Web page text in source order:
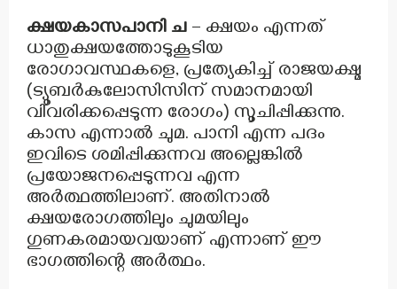
ക്ഷയകാസപാനി ച – ക്ഷയം എന്നത്
ധാതുക്ഷയത്തോടുകൂടിയ
രോഗാവസ്ഥകളെ, പ്രത്യേകിച്ച് രാജയക്ഷ്മ
(ട്യൂബർകുലോസിസിന് സമാനമായി
വിവരിക്കപ്പെടുന്ന രോഗം) സൂചിപ്പിക്കുന്നു.
കാസ എന്നാൽ ചുമ. പാനി എന്ന പദം
ഇവിടെ ശമിപ്പിക്കുന്നവ അല്ലെങ്കിൽ
പ്രയോജനപ്പെടുന്നവ എന്ന
അർത്ഥത്തിലാണ്. അതിനാൽ
ക്ഷയരോഗത്തിലും ചുമയിലും
ഗുണകരമായവയാണ് എന്നാണ് ഈ
ഭാഗത്തിന്റെ അർത്ഥം.